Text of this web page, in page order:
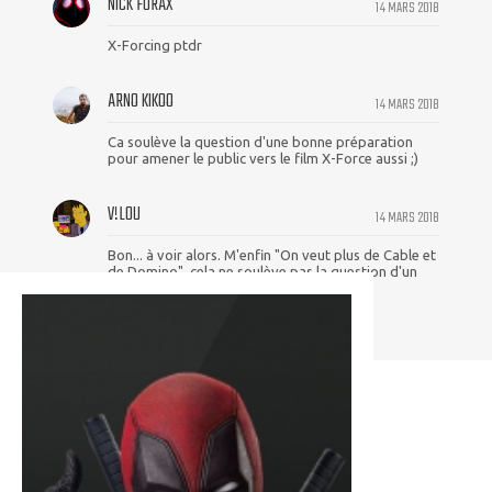
14 MARS 2018
X-Forcing ptdr
14 MARS 2018
ARNO KIKOO
Ca soulève la question d'une bonne préparation
pour amener le public vers le film X-Force aussi ;)
14 MARS 2018
V!L0U
Bon... à voir alors. M'enfin "On veut plus de Cable et
de Domino", cela ne soulève pas la question d'un